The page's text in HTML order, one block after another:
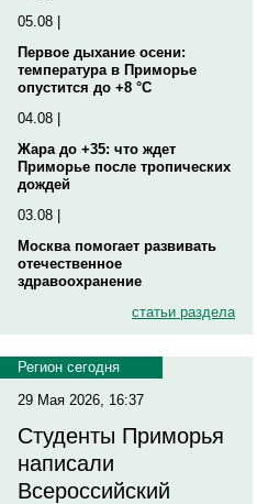
05.08 |
Первое дыхание осени:
температура в Приморье
опустится до +8 °C
04.08 |
Жара до +35: что ждет
Приморье после тропических
дождей
03.08 |
Москва помогает развивать
отечественное
здравоохранение
статьи раздела
Регион сегодня
29 Мая 2026, 16:37
Студенты Приморья
написали
Всероссийский